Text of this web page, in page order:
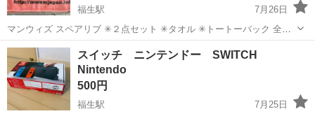
福生駅
7月26日
マンウィズ スペアリブ ✳︎２点セット ✳︎タオル ✳︎トートーバック 全て
未使用 綺麗です！ しかしながら購入から年月がたっていますので 経
年劣化にご理解のある方のみお譲りいたします。 ★こちらの商品には
Ｔシャツ...
東京 福生市 福生駅 MISSION
スイッチ ニンテンドー SWITCH
Nintendo
500円
福生駅
7月25日